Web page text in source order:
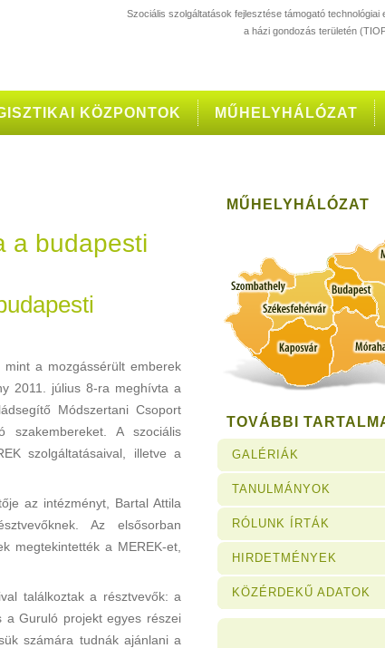
Szociális szolgáltatások fejlesztése támogató
a házi gondozás területén
KÖZPONTOK MŰHELYHÁLÓZAT
a budapesti
mint a mozgássérült emberek
2011. július 8-ra meghívta a
Módszertani Csoport
szakembereket. A szociális
szolgáltatásaival, illetve a
az intézményt, Bartal Attila
Az elsősorban
megtekintették a MEREK-et,
találkoztak a résztvevők: a
a Guruló projekt egyes részei
számára tudnák ajánlani a
MŰHELYHÁLÓZAT
TOVÁBBI
GALÉRIÁK
TANULMÁNYOK
RÓLUNK ÍRTÁK
HIRDETMÉNYEK
KÖZÉRDEKŰ ADATOK